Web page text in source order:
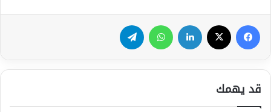
فيسبوك لينكدإن واتساب
قد يهمك